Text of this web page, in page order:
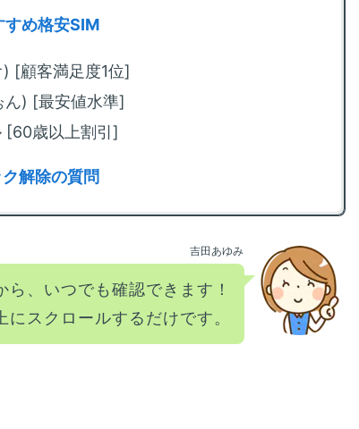
すめ格安SIM
[顧客満足度1位]
) [最安値水準]
[60歳以上割引]
解除の質問
吉田あゆみ
ら、いつでも確認できます！
スクロールするだけです。